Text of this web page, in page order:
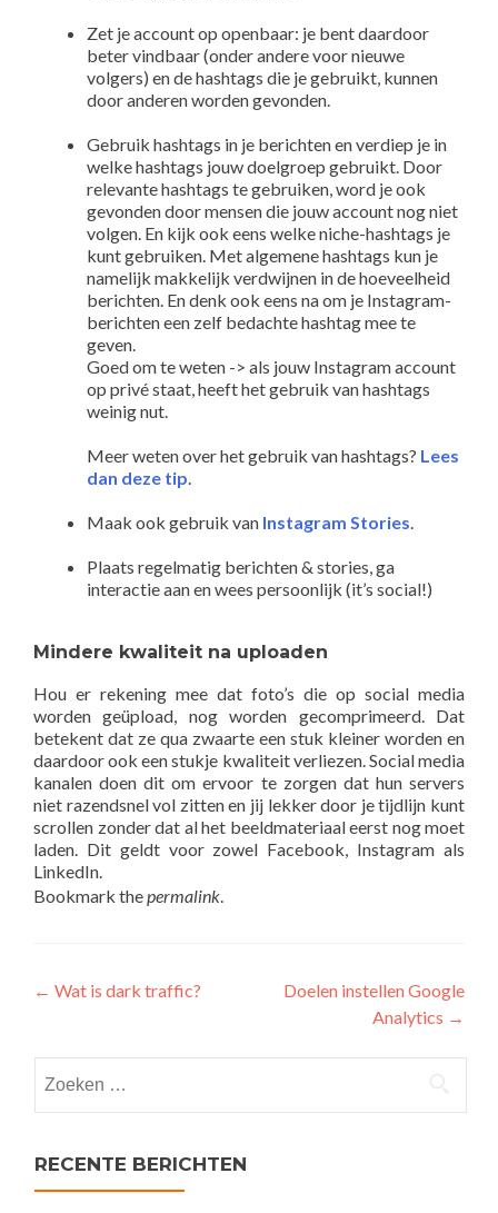
Zet je account op openbaar: je bent daardoor
beter vindbaar (onder andere voor nieuwe
volgers) en de hashtags die je gebruikt, kunnen
door anderen worden gevonden.
Gebruik hashtags in je berichten en verdiep je in
welke hashtags jouw doelgroep gebruikt. Door
relevante hashtags te gebruiken, word je ook
gevonden door mensen die jouw account nog niet
volgen. En kijk ook eens welke niche-hashtags je
kunt gebruiken. Met algemene hashtags kun je
namelijk makkelijk verdwijnen in de hoeveelheid
berichten. En denk ook eens na om je Instagram-
berichten een zelf bedachte hashtag mee te
geven.
Goed om te weten -> als jouw Instagram account
op privé staat, heeft het gebruik van hashtags
weinig nut.
Meer weten over het gebruik van hashtags? Lees
dan deze tip.
Maak ook gebruik van Instagram Stories.
Plaats regelmatig berichten & stories, ga
interactie aan en wees persoonlijk (it’s social!)
Mindere kwaliteit na uploaden
Hou er rekening mee dat foto’s die op social media
worden geüpload, nog worden gecomprimeerd. Dat
betekent dat ze qua zwaarte een stuk kleiner worden en
daardoor ook een stukje kwaliteit verliezen. Social media
kanalen doen dit om ervoor te zorgen dat hun servers
niet razendsnel vol zitten en jij lekker door je tijdlijn kunt
scrollen zonder dat al het beeldmateriaal eerst nog moet
laden. Dit geldt voor zowel Facebook, Instagram als
LinkedIn.
Bookmark thepermalink.
Post
← Wat is dark traffic?
Doelen instellen Google
Analytics →
naar:
RECENTE BERICHTEN